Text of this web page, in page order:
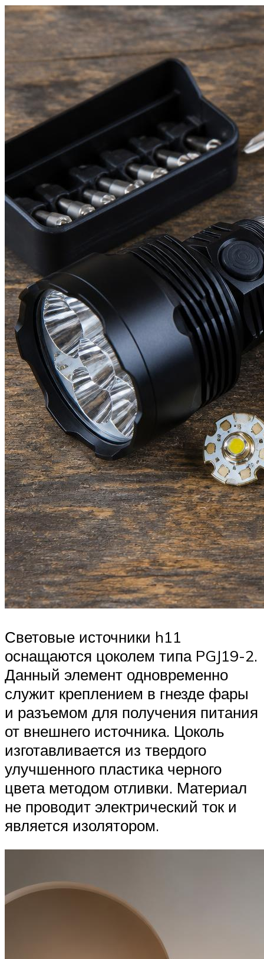
Световые источники h11
оснащаются цоколем типа PGJ19-2.
Данный элемент одновременно
служит креплением в гнезде фары
и разъемом для получения питания
от внешнего источника. Цоколь
изготавливается из твердого
улучшенного пластика черного
цвета методом отливки. Материал
не проводит электрический ток и
является изолятором.